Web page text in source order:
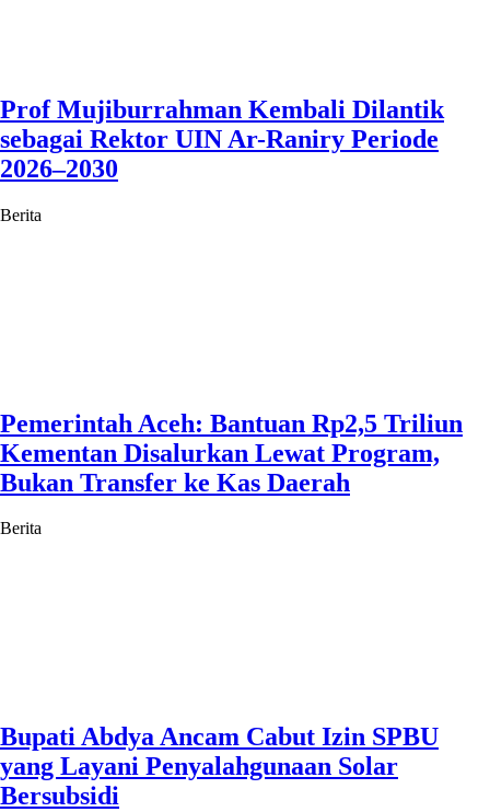
Prof Mujiburrahman Kembali Dilantik
sebagai Rektor UIN Ar-Raniry Periode
2026–2030
Berita
Pemerintah Aceh: Bantuan Rp2,5 Triliun
Kementan Disalurkan Lewat Program,
Bukan Transfer ke Kas Daerah
Berita
Bupati Abdya Ancam Cabut Izin SPBU
yang Layani Penyalahgunaan Solar
Bersubsidi